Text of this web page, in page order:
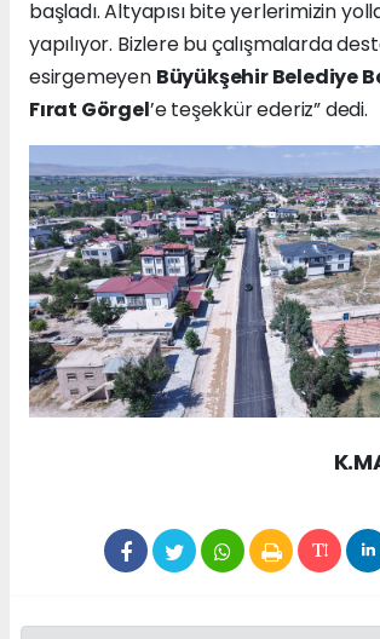
başladı. Altyapısı bite yerlerimizin
yapılıyor. Bizlere bu çalışmalarda
esirgemeyen Büyükşehir Belediye
Fırat Görgel’e teşekkür ederiz” dedi.